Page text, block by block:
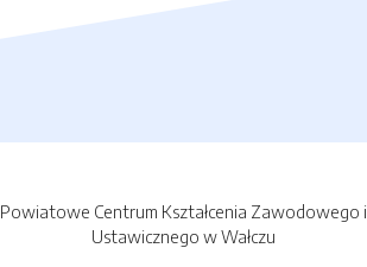
Powiatowe Centrum Kształcenia Zawodowego i
Ustawicznego w Wałczu